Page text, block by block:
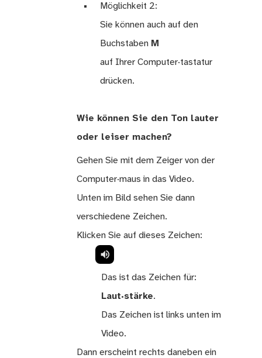
Möglichkeit 2:
Sie können auch auf den
Buchstaben M
auf Ihrer Computer·tastatur
drücken.
Wie können Sie den Ton lauter
oder leiser machen?
Gehen Sie mit dem Zeiger von der
Computer·maus in das Video.
Unten im Bild sehen Sie dann
verschiedene Zeichen.
Klicken Sie auf dieses Zeichen:
Das ist das Zeichen für:
Laut·stärke.
Das Zeichen ist links unten im
Video.
Dann erscheint rechts daneben ein